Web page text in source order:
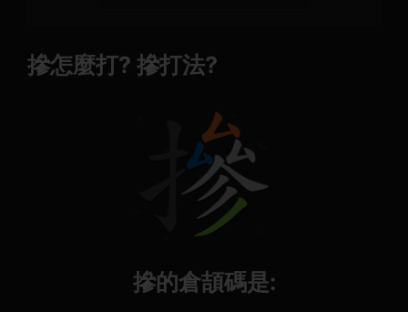
摻怎麼打? 摻打法?
摻的倉頡碼是: